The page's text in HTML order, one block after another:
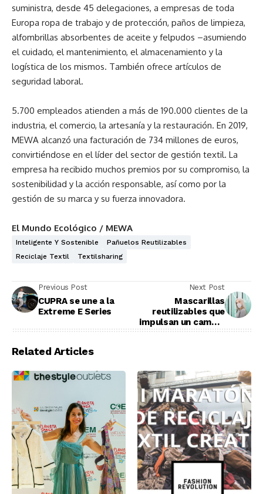
suministra, desde 45 delegaciones, a empresas de toda
Europa ropa de trabajo y de protección, paños de limpieza,
alfombrillas absorbentes de aceite y felpudos –asumiendo
el cuidado, el mantenimiento, el almacenamiento y la
logística de los mismos. También ofrece artículos de
seguridad laboral.
5.700 empleados atienden a más de 190.000 clientes de la
industria, el comercio, la artesanía y la restauración. En 2019,
MEWA alcanzó una facturación de 734 millones de euros,
convirtiéndose en el líder del sector de gestión textil. La
empresa ha recibido muchos premios por su compromiso, la
sostenibilidad y la acción responsable, así como por la
gestión de su marca y su fuerza innovadora.
El Mundo Ecológico / MEWA
Inteligente Y Sostenible
Pañuelos Reutilizables
Reciclaje Textil
Textilsharing
Previous Post
CUPRA se une a la
Extreme E Series
Next Post
Mascarillas
reutilizables que
impulsan un cambio
Related Articles